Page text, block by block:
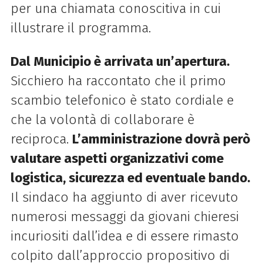
per una chiamata conoscitiva in cui
illustrare il programma.
Dal Municipio è arrivata un’apertura.
Sicchiero ha raccontato che il primo
scambio telefonico è stato cordiale e
che la volontà di collaborare è
reciproca. L’amministrazione dovrà però
valutare aspetti organizzativi come
logistica, sicurezza ed eventuale bando.
Il sindaco ha aggiunto di aver ricevuto
numerosi messaggi da giovani chieresi
incuriositi dall’idea e di essere rimasto
colpito dall’approccio propositivo di